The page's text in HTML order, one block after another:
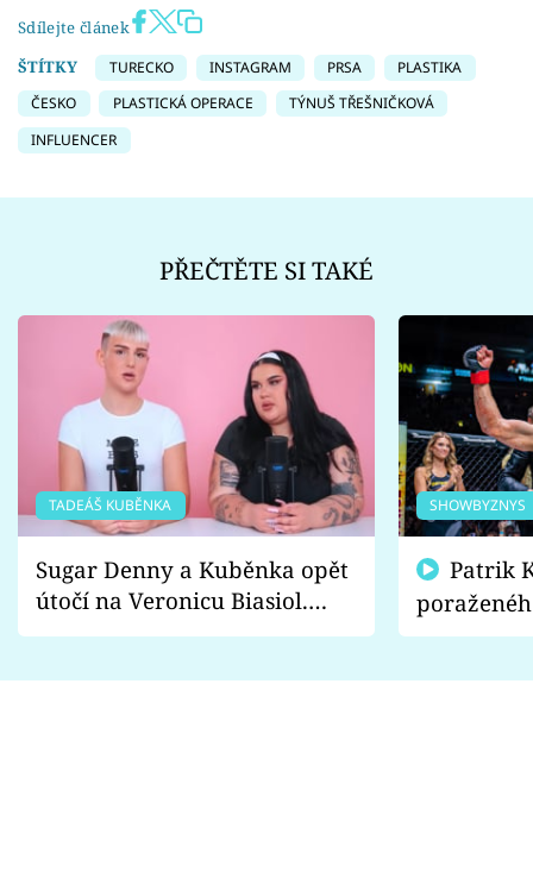
Sdílejte článek
ŠTÍTKY
TURECKO INSTAGRAM PRSA
PLASTIKA
ČESKO
PLASTICKÁ OPERACE
TÝNUŠ TŘEŠNIČKOVÁ
INFLUENCER
PŘEČTĚTE SI TAKÉ
TADEÁŠ KUBĚNKA
Sugar Denny a Kuběnka opět
útočí na Veronicu Biasiol.
Proč je podle nich falešná a
SHOWBYZNYS
fanoušci